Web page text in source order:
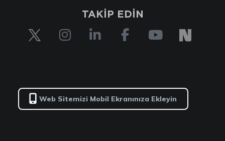
TAKİP EDİN
Web Sitemizi Mobil Ekranınıza Ekleyin